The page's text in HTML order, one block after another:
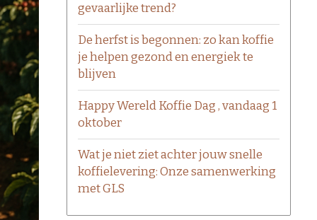
gevaarlijke trend?
De herfst is begonnen: zo kan koffie
je helpen gezond en energiek te
blijven
Happy Wereld Koffie Dag , vandaag 1
oktober
Wat je niet ziet achter jouw snelle
koffielevering: Onze samenwerking
met GLS